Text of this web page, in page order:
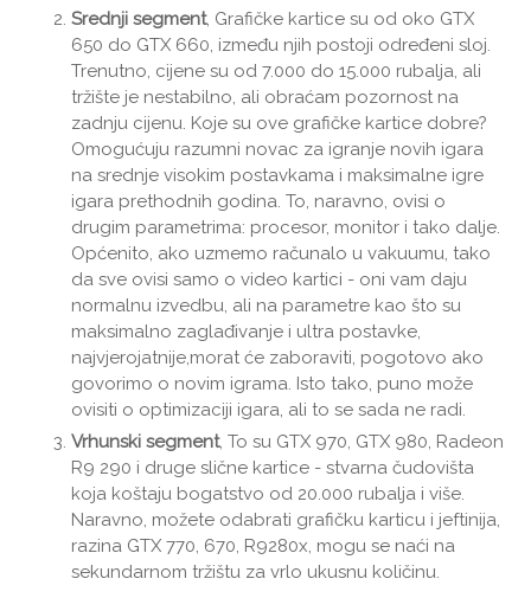
Srednji segment, Grafičke kartice su od oko GTX
650 do GTX 660, između njih postoji određeni sloj.
Trenutno, cijene su od 7.000 do 15.000 rubalja, ali
tržište je nestabilno, ali obraćam pozornost na
zadnju cijenu. Koje su ove grafičke kartice dobre?
Omogućuju razumni novac za igranje novih igara
na srednje visokim postavkama i maksimalne igre
igara prethodnih godina. To, naravno, ovisi o
drugim parametrima: procesor, monitor i tako dalje.
Općenito, ako uzmemo računalo u vakuumu, tako
da sve ovisi samo o video kartici - oni vam daju
normalnu izvedbu, ali na parametre kao što su
maksimalno zaglađivanje i ultra postavke,
najvjerojatnije,morat će zaboraviti, pogotovo ako
govorimo o novim igrama. Isto tako, puno može
ovisiti o optimizaciji igara, ali to se sada ne radi.
Vrhunski segment, To su GTX 970, GTX 980, Radeon
R9 290 i druge slične kartice - stvarna čudovišta
koja koštaju bogatstvo od 20.000 rubalja i više.
Naravno, možete odabrati grafičku karticu i jeftinija,
razina GTX 770, 670, R9280x, mogu se naći na
sekundarnom tržištu za vrlo ukusnu količinu.